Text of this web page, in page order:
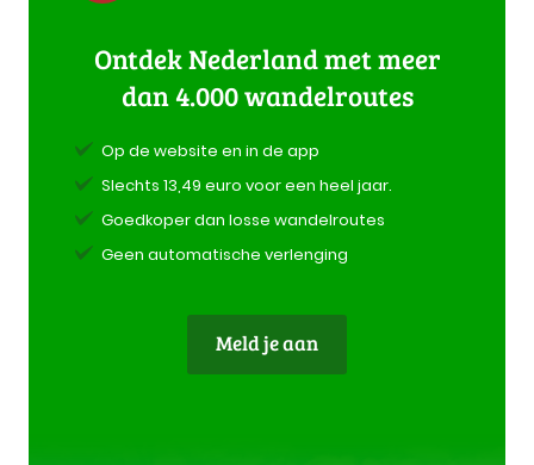
Ontdek Nederland met meer
dan 4.000 wandelroutes
Op de website en in de app
Slechts 13,49 euro voor een heel jaar.
Goedkoper dan losse wandelroutes
Geen automatische verlenging
Meld je aan